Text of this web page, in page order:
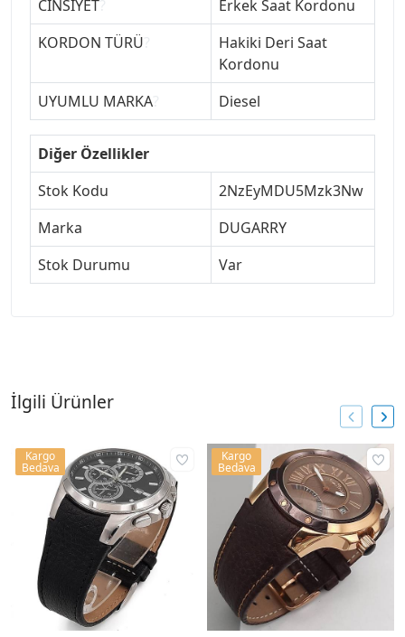
CİNSİYET
Erkek Saat Kordonu
KORDON TÜRÜ
Hakiki Deri Saat
Kordonu
UYUMLU MARKA
Diesel
Diğer Özellikler
Stok Kodu
2NzEyMDU5Mzk3Nw
Marka
DUGARRY
Stok Durumu
Var
İlgili Ürünler
Kargo
Bedava
Kargo
Bedava